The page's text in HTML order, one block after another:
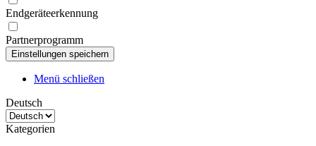
Endgeräteerkennung
Partnerprogramm
Menü schließen
Deutsch
Kategorien